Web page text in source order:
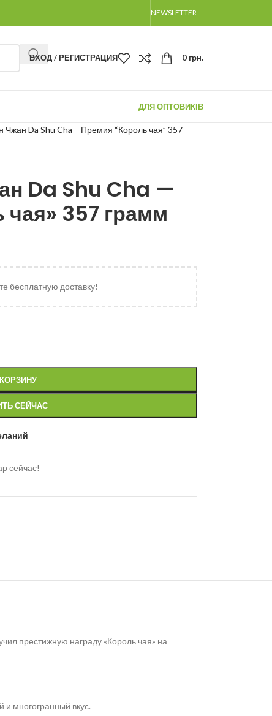
NEWSLETTER
ВХОД / РЕГИСТРАЦИЯ 0 грн.
ДЛЯ ОПТОВИКІВ
Чжан Da Shu Cha – Премия “Король чая” 357
Da Shu Cha —
357 грамм
бесплатную доставку!
СЕЙЧАС
сейчас!
престижную награду «Король чая» на
и многогранный вкус.